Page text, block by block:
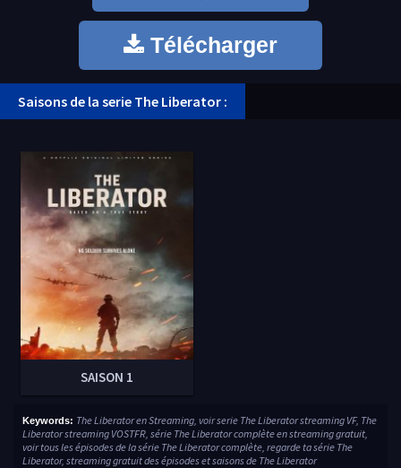
Télécharger
Saisons de la serie The Liberator :
SAISON 1
Keywords: The Liberator en Streaming, voir serie The Liberator streaming VF, The
Liberator streaming VOSTFR, série The Liberator complète en streaming gratuit,
voir tous les épisodes de la série The Liberator complète, regarde ta série The
Liberator, streaming gratuit des épisodes et saisons de The Liberator